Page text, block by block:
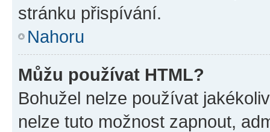
stránku přispívání.
Nahoru
Můžu používat HTML?
Bohužel nelze používat
nelze tuto možnost zapnout,